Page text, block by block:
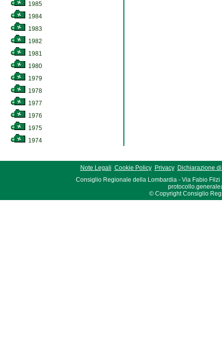
1985
1984
1983
1982
1981
1980
1979
1978
1977
1976
1975
1974
Note Legali Cookie Policy Privacy
Dichiarazione
Consiglio Regionale della Lombardia - Via Fabio Filzi
© Copyright Consiglio